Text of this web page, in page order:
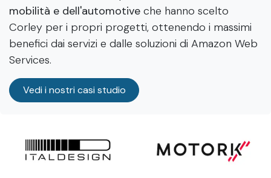
mobilità e dell'automotive che hanno scelto
Corley per i propri progetti, ottenendo i massimi
benefici dai servizi e dalle soluzioni di Amazon Web
Services.
Vedi i nostri casi studio